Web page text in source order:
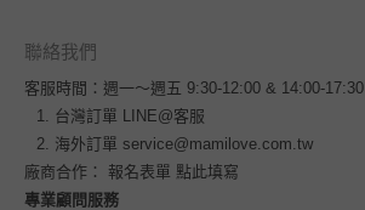
聯絡我們
客服時間：週一～週五 9:30-12:00 & 14:00-17:30
台灣訂單
LINE@客服
海外訂單 service@mamilove.com.tw
廠商合作： 報名表單 點此填寫
專業顧問服務